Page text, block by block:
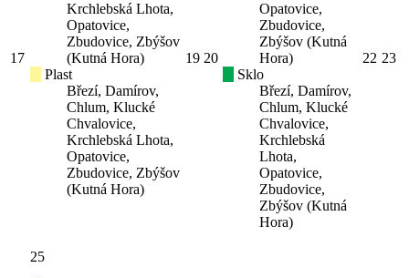
17
Krchlebská Lhota,
Opatovice,
Zbudovice, Zbýšov
(Kutná Hora)
Plast
Březí, Damírov,
Chlum, Klucké
Chvalovice,
Krchlebská Lhota,
Opatovice,
Zbudovice, Zbýšov
(Kutná Hora)
19 20
Opatovice,
Zbudovice,
Zbýšov (Kutná
Hora)
Sklo
Březí, Damírov,
Chlum, Klucké
Chvalovice,
Krchlebská
Lhota,
Opatovice,
Zbudovice,
Zbýšov (Kutná
Hora)
22 23
25